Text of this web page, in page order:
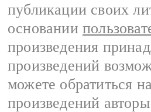
публикации своих
основании
произведения
произведений
можете обратиться
произведений